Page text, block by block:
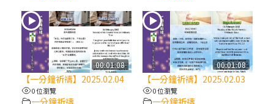
降生成人與人同在＝「厄瑪努爾」
(7)黃敏正主教帶你做【將臨期避靜】—耶穌
降生人間，需要人的「接納」
(6)黃敏正主教帶你做【將臨期避靜】—「馬
00:01:08
【一分鐘祈禱】2025.02.04
0 位瀏覽
一分鐘祈禱
00:01:08
【一分鐘祈禱】2025.02.03
0 位瀏覽
一分鐘祈禱